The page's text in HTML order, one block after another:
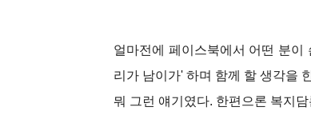
얼마전에 페이스북에서 어떤 분이
리가 남이가' 하며 함께 할 생각을
뭐 그런 얘기였다. 한편으론 복지